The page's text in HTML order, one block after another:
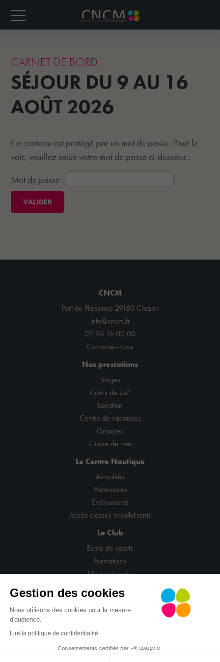
CARNET DE BORD
SÉJOUR DU 9 AU 16
AOÛT 2026
Ce contenu est protégé par un mot de passe. Pour le
voir, veuillez saisir votre mot de passe ci-dessous :
Mot de passe :
CNCM
Port de Plaisance 29160 Crozon
info@cncm.fr
02 98 16 00 00
Contactez-nous
Nos prestations
Stages
Cours de surf
Location
Centre de vacances
Groupes
Classe de mer
Le Centre Nautique
Actualités
Partenaires
Evénements
Accès classes et adhérents
Le Club
Ecole de sports
Formations
Nous rejoindre
CGV
Gestion cookies
Gestion des cookies
Nous utilisons des cookies pour la mesure
d'audience.
Lire la politique de confidentialité
Consentements certifiés par